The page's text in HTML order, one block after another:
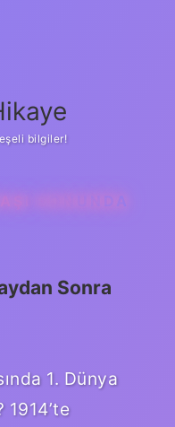
bilgiler!
SONUNDA
Sonra
1. Dünya
1914’te